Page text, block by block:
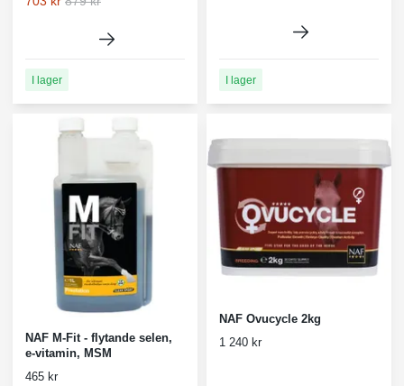
I lager I lager
NAF M-Fit - flytande selen,
e-vitamin, MSM
465 kr
NAF Ovucycle 2kg
1 240 kr